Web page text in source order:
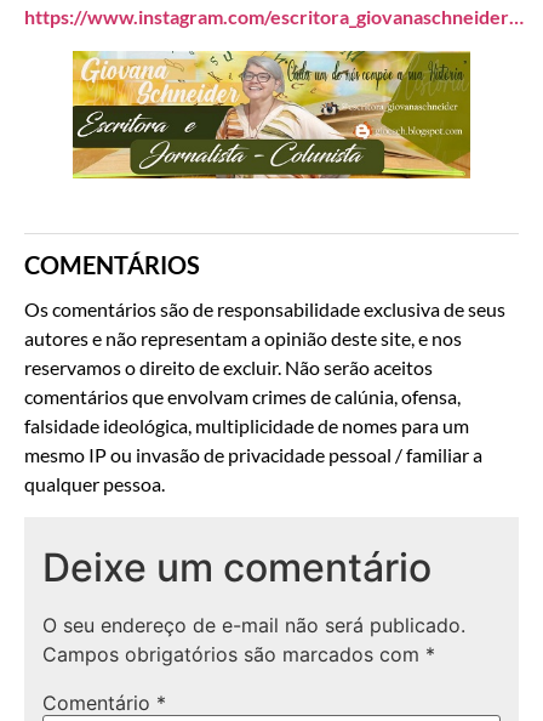
https://www.instagram.com/escritora_giovanaschneider…
COMENTÁRIOS
Os comentários são de responsabilidade exclusiva de seus
autores e não representam a opinião deste site, e nos
reservamos o direito de excluir. Não serão aceitos
comentários que envolvam crimes de calúnia, ofensa,
falsidade ideológica, multiplicidade de nomes para um
mesmo IP ou invasão de privacidade pessoal / familiar a
qualquer pessoa.
Deixe um comentário
O seu endereço de e-mail não será publicado.
Campos obrigatórios são marcados com *
Comentário *